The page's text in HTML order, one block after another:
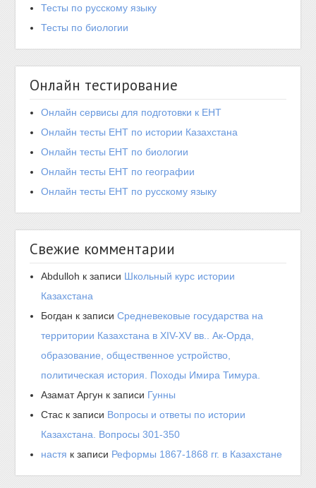
Тесты по русскому языку
Тесты по биологии
Онлайн тестирование
Онлайн сервисы для подготовки к ЕНТ
Онлайн тесты ЕНТ по истории Казахстана
Онлайн тесты ЕНТ по биологии
Онлайн тесты ЕНТ по географии
Онлайн тесты ЕНТ по русскому языку
Свежие комментарии
Abdulloh к записи Школьный курс истории
Казахстана
Богдан к записиСредневековые государства на
территории Казахстана в XIV-XV вв.. Ак-Орда,
образование, общественное устройство,
политическая история. Походы Имира Тимура.
Азамат Аргун к записи Гунны
Стас к записи Вопросы и ответы по истории
Казахстана. Вопросы 301-350
настя к записи Реформы 1867-1868 гг. в Казахстане